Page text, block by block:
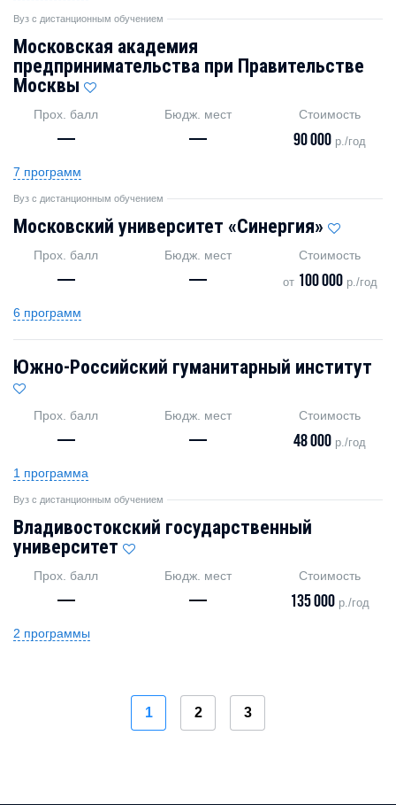
Вуз с дистанционным обучением
Московская академия
предпринимательства при Правительстве
Москвы
Прох. балл
—
Бюдж. мест
—
Стоимость
90 000 р./год
7 программ
Вуз с дистанционным обучением
Московский университет «Синергия»
Прох. балл
—
Бюдж. мест
—
Стоимость
от 100 000р./год
6 программ
Южно-Российский гуманитарный институт
Прох. балл
—
Бюдж. мест
—
Стоимость
48 000 р./год
1 программа
Вуз с дистанционным обучением
Владивостокский государственный
университет
Прох. балл
—
Бюдж. мест
—
Стоимость
135 000 р./год
2 программы
1 2 3